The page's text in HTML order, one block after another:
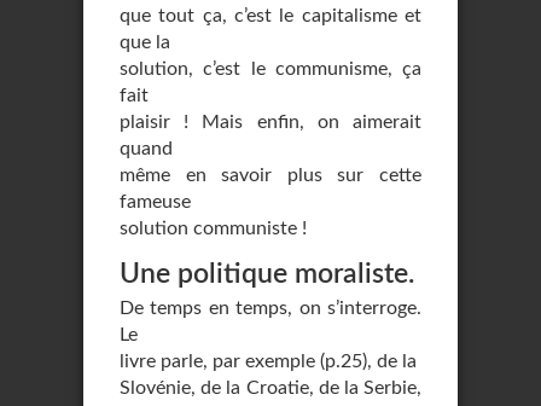
que tout ça, c’est le capitalisme et
que la
solution, c’est le communisme, ça
fait
plaisir ! Mais enfin, on aimerait
quand
même en savoir plus sur cette
fameuse
solution communiste !
Une politique moraliste.
De temps en temps, on s’interroge.
Le
livre parle, par exemple (p.25), de la
Slovénie, de la Croatie, de la Serbie,